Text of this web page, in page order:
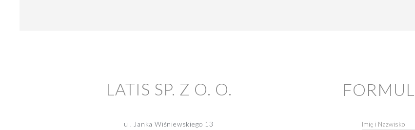
LATIS SP. Z O. O.
ul. Janka Wiśniewskiego 13
Imię i Nazwisko